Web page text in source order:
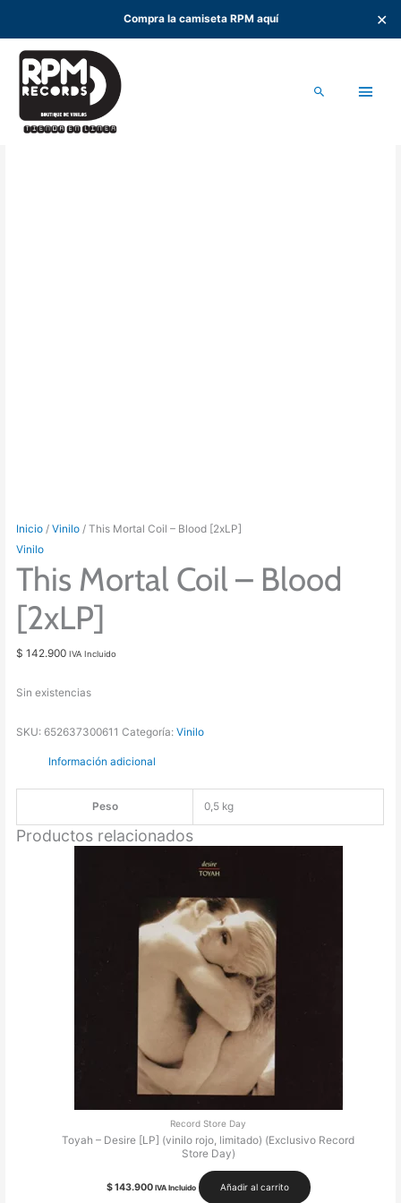
Compra la camiseta RPM aquí ✕
contenido
Buscar
Inicio /Vinilo / This Mortal Coil – Blood [2xLP]
Vinilo
This Mortal Coil – Blood
[2xLP]
$ 142.900 IVA Incluido
Sin existencias
SKU:652637300611 Categoría:Vinilo
Información adicional
Peso 0,5 kg
Productos relacionados
Record Store Day
Toyah – Desire [LP] (vinilo rojo, limitado) (Exclusivo Record
Store Day)
$143.900 IVA Incluido Añadir al carrito